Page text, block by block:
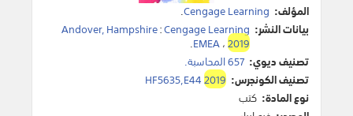
المؤلف: Cengage Learning
.
بيانات النشر:
Andover, Hampshire:Cengage Learning
EMEA،2019
.
تصنيف ديوي: 657 المحاسبة.
تصنيف الكونجرس:
HF5635,E442019
نوع المادة: كتب